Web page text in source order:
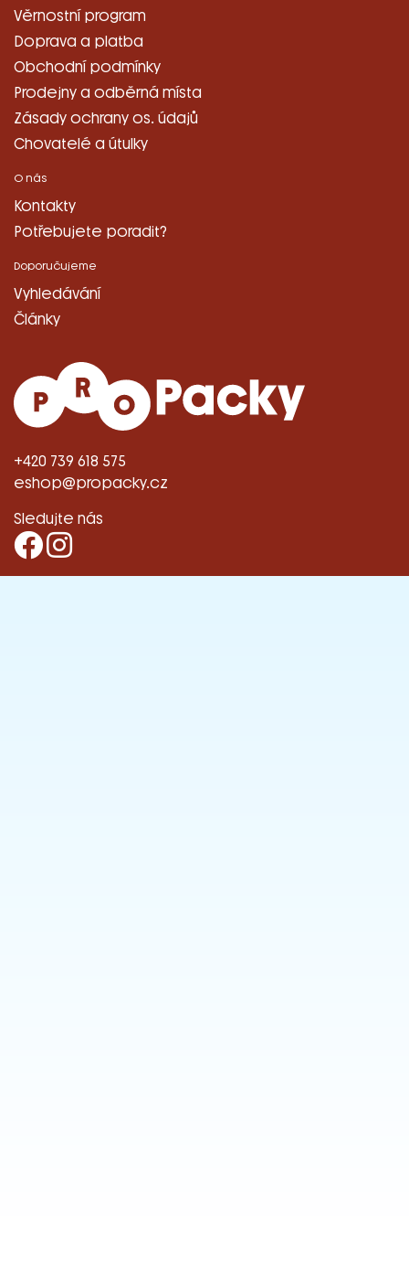
+420 739 618 575
eshop@propacky.cz
Sledujte nás
Věrnostní program
Doprava a platba
Obchodní podmínky
Prodejny a odběrná místa
Zásady ochrany os. údajů
Chovatelé a útulky
O nás
Kontakty
Potřebujete poradit?
Doporučujeme
Vyhledávání
Články